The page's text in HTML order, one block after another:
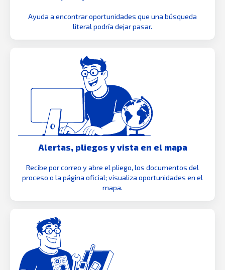
Ayuda a encontrar oportunidades que una búsqueda
literal podría dejar pasar.
Alertas, pliegos y vista en el mapa
Recibe por correo y abre el pliego, los documentos del
proceso o la página oficial; visualiza oportunidades en el
mapa.